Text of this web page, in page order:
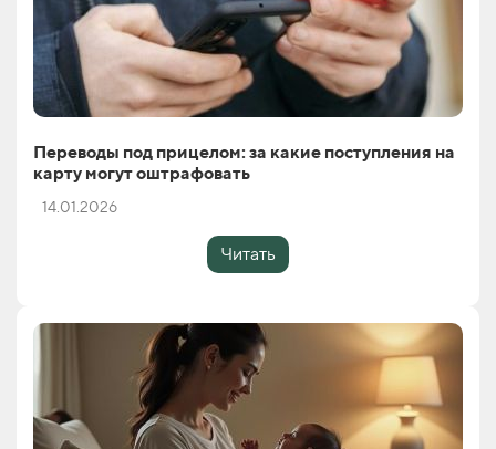
Переводы под прицелом: за какие поступления на
карту могут оштрафовать
14.01.2026
Читать